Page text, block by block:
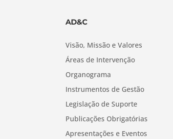
AD&C
Visão, Missão e Valores
Áreas de Intervenção
Organograma
Instrumentos de Gestão
Legislação de Suporte
Publicações Obrigatórias
Apresentações e Eventos